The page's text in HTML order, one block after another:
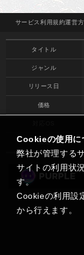
サービス 利用規約運営
タイトル
ジャンル
リリース日
価格
開発
Cookieの使用に
弊社が管理する
サイトの利用状
す。
Cookieの利用設
から行えます。